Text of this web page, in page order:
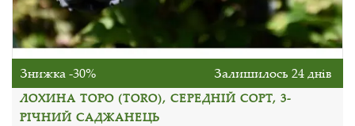
Знижка -30% Залишилось 24 днів
ЛОХИНА ТОРО (TORO), СЕРЕДНІЙ СОРТ, 3-
РІЧНИЙ САДЖАНЕЦЬ